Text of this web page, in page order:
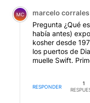
Comentario de
MC marcelo corrales
Pregunta ¿Qué
había antes)
kosher desde
los puertos de
muelle Swift.
ser más
empresa
containers
RESPONDER
1